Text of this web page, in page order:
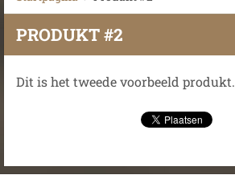
PRODUKT #2
Dit is het tweede voorbeeld produkt.